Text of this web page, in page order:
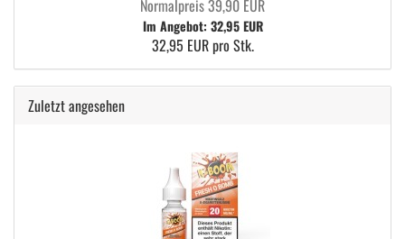
Normalpreis 39,90 EUR
Im Angebot: 32,95 EUR
32,95 EUR pro Stk.
Zuletzt angesehen